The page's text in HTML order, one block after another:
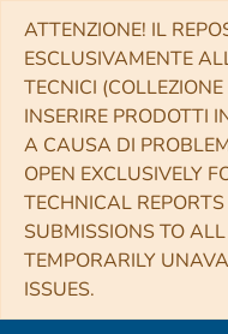
ATTENZIONE! IL
ESCLUSIVAMENTE
TECNICI
INSERIRE PRODOTTI
A CAUSA DI
OPEN EXCLUSIVELY
TECHNICAL
SUBMISSIONS TO
TEMPORARILY
ISSUES.